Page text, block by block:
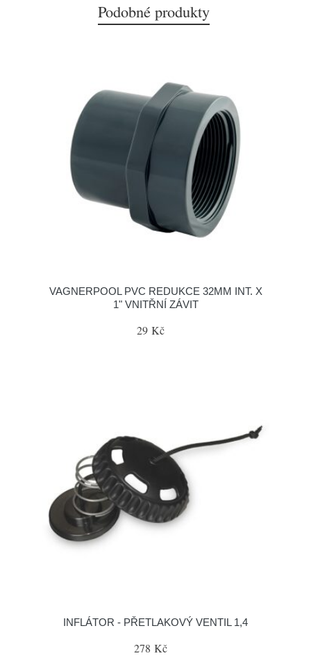
Podobné produkty
VAGNERPOOL PVC REDUKCE 32MM INT. X
1" VNITŘNÍ ZÁVIT
29 Kč
INFLÁTOR - PŘETLAKOVÝ VENTIL 1,4
278 Kč